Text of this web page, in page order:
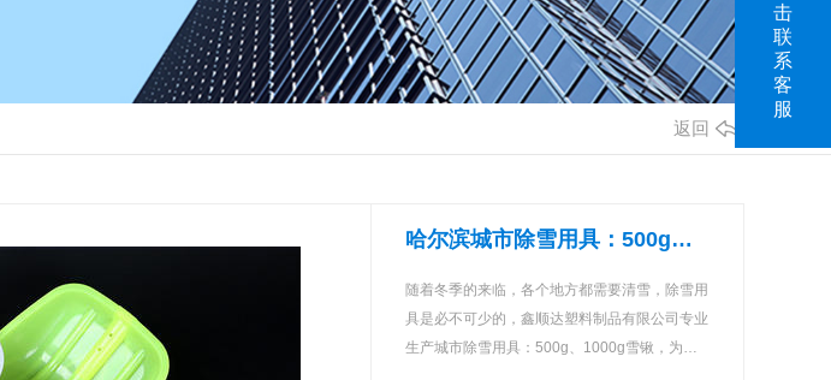
返回
哈尔滨城市除雪用具：500g、1000g雪锹
随着冬季的来临，各个地方都需要清雪，除雪用
具是必不可少的，鑫顺达塑料制品有限公司专业
生产城市除雪用具：500g、1000g雪锹，为…
击
联
系
客
服